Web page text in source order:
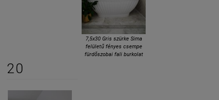
7,5x30 Gris szürke Sima
felületű fényes csempe
fürdőszobai fali burkolat
20